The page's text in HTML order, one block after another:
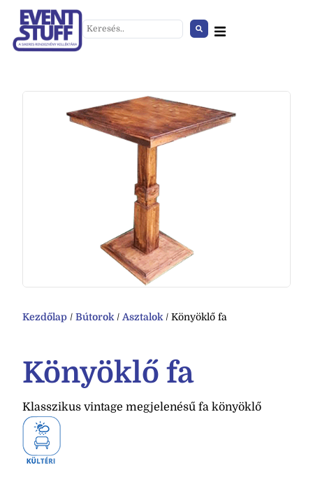
Kezdőlap / Bútorok / Asztalok / Könyöklő fa
Könyöklő fa
Klasszikus vintage megjelenésű fa könyöklő
Könyöklő
+ HOZZÁAD